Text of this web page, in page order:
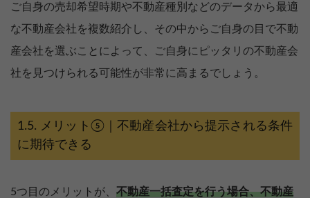
ご自身の売却希望時期や不動産種別などのデータから最適
な不動産会社を複数紹介し、その中からご自身の目で不動
産会社を選ぶことによって、ご自身にピッタリの不動産会
社を見つけられる可能性が非常に高まるでしょう。
メリット⑤｜不動産会社から提示される条件
に期待できる
5つ目のメリットが、 不動産一括査定を行う場合、不動産